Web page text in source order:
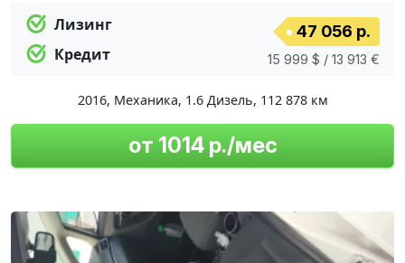
Лизинг
Кредит
47 056 р.
15 999 $ / 13 913 €
2016, Механика, 1.6 Дизель, 112 878 км
от 1014 р./мес